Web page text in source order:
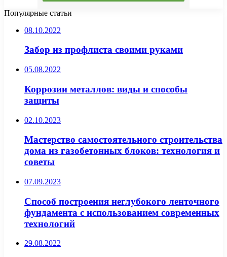
Популярные статьи
08.10.2022
Забор из профлиста своими руками
05.08.2022
Коррозии металлов: виды и способы
защиты
02.10.2023
Мастерство самостоятельного строительства
дома из газобетонных блоков: технология и
советы
07.09.2023
Способ построения неглубокого ленточного
фундамента с использованием современных
технологий
29.08.2022